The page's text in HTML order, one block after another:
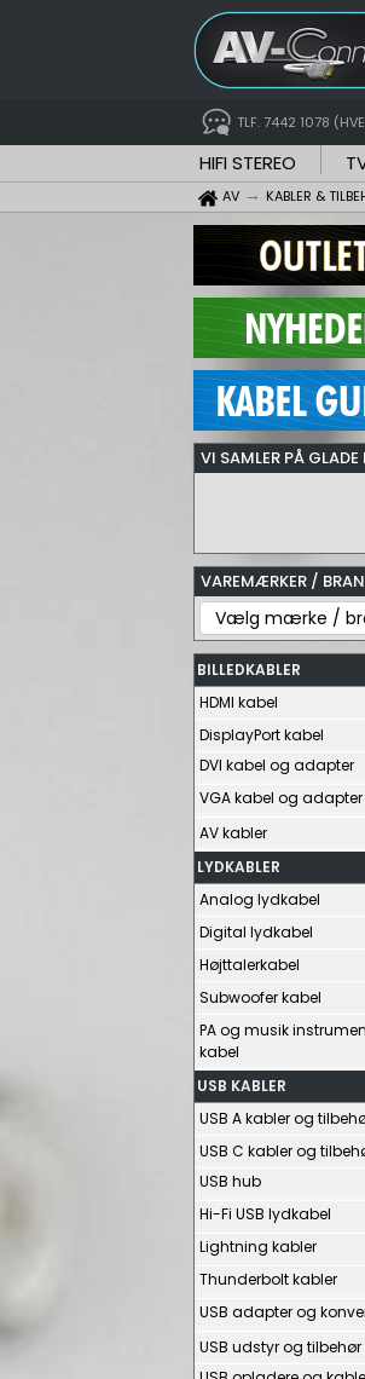
TLF. 7442 1078
HIFI STEREO
AV KABLER &
VI SAMLER PÅ GLADE
VAREMÆRKER /
BILLEDKABLER
HDMI kabel
DisplayPort kabel
DVI kabel og adapter
VGA kabel og adapter
AV kabler
LYDKABLER
Analog lydkabel
Digital lydkabel
Højttalerkabel
Subwoofer kabel
PA og musik
kabel
USB KABLER
USB A kabler og
USB C kabler og
USB hub
Hi-Fi USB lydkabel
Lightning kabler
Thunderbolt kabler
USB adapter og
USB udstyr og tilbehør